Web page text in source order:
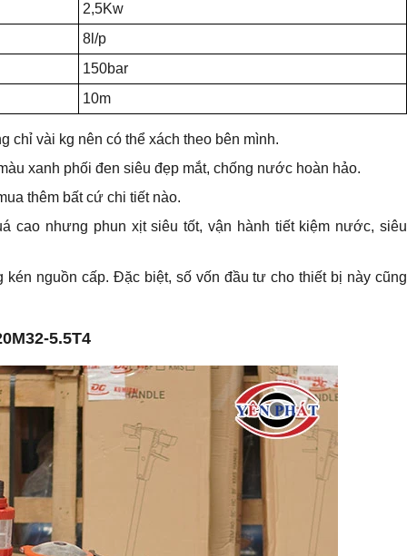
2,5Kw
8l/p
150bar
10m
chỉ vài kg nên có thể xách theo bên mình.
xanh phối đen siêu đẹp mắt, chống nước hoàn hảo.
thêm bất cứ chi tiết nào.
cao nhưng phun xịt siêu tốt, vận hành tiết kiệm nước, siêu
nguồn cấp. Đặc biệt, số vốn đầu tư cho thiết bị này cũng
5.5T4